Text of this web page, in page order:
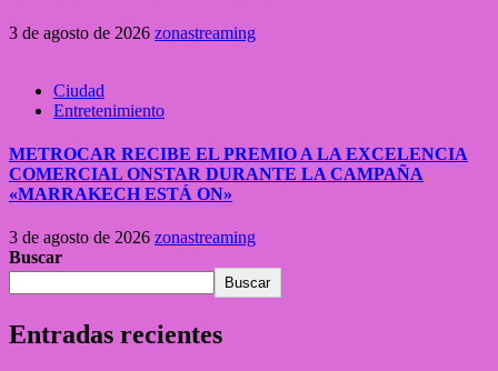
3 de agosto de 2026 zonastreaming
Ciudad
Entretenimiento
METROCAR RECIBE EL PREMIO A LA EXCELENCIA
COMERCIAL ONSTAR DURANTE LA CAMPAÑA
«MARRAKECH ESTÁ ON»
3 de agosto de 2026 zonastreaming
Buscar
Buscar
Entradas recientes